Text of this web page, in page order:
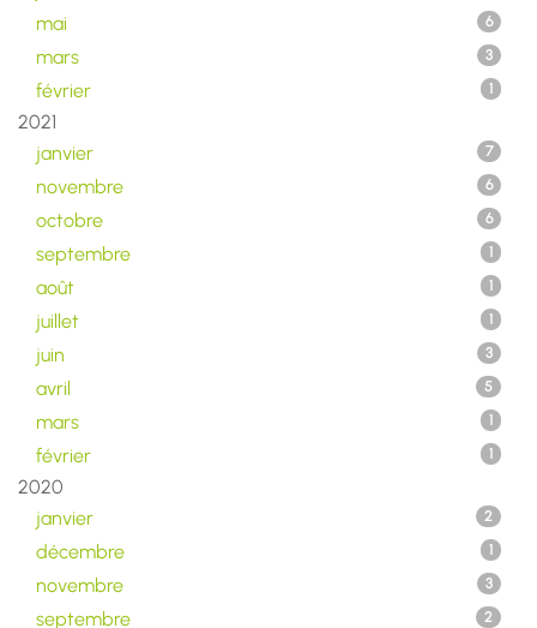
mai
6
mars 3
février 1
2021
janvier
7
novembre 6
octobre 6
septembre 1
août 1
juillet 1
juin 3
avril 5
mars 1
février 1
2020
janvier
2
décembre 1
novembre 3
septembre 2